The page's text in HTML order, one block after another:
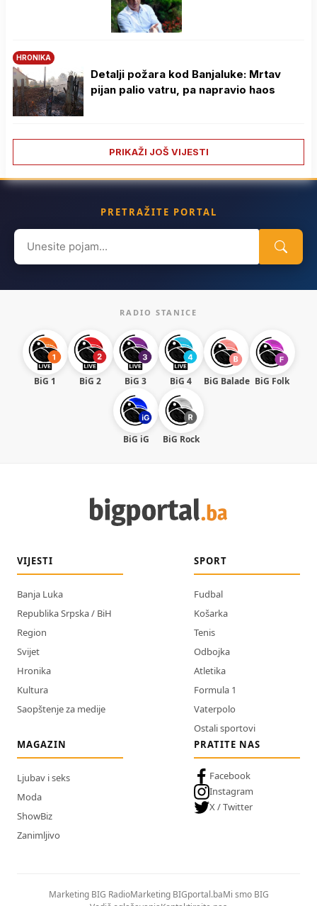
HRONIKA
Detalji požara kod Banjaluke: Mrtav
pijan palio vatru, pa napravio haos
PRIKAŽI JOŠ VIJESTI
PRETRAŽITE PORTAL
Search
for:
RADIO STANICE
BiG 1 BiG 2 BiG 3 BiG 4 BiG Balade BiG Folk
BiG iG BiG Rock
VIJESTI
Banja Luka
Republika Srpska / BiH
Region
Svijet
Hronika
Kultura
Saopštenje za medije
SPORT
Fudbal
Košarka
Tenis
Odbojka
Atletika
Formula 1
Vaterpolo
Ostali sportovi
MAGAZIN
Ljubav i seks
Moda
ShowBiz
Zanimljivo
PRATITE NAS
Facebook
Instagram
X / Twitter
Marketing BIG RadioMarketing BIGportal.baMi smo BIG